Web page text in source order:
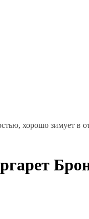
, хорошо зимует в